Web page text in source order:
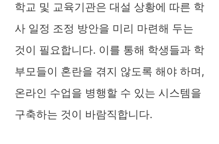
학교 및 교육기관은 대설 상황에 따른 학
사 일정 조정 방안을 미리 마련해 두는
것이 필요합니다. 이를 통해 학생들과 학
부모들이 혼란을 겪지 않도록 해야 하며,
온라인 수업을 병행할 수 있는 시스템을
구축하는 것이 바람직합니다.